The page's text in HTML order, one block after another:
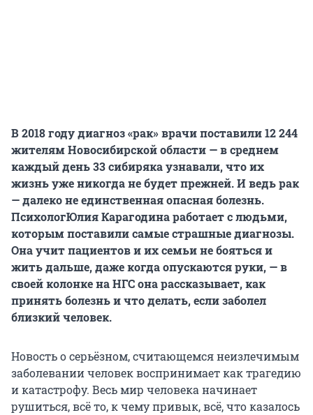
В 2018 году диагноз «рак» врачи поставили 12 244
жителям Новосибирской области — в среднем
каждый день 33 сибиряка узнавали, что их
жизнь уже никогда не будет прежней. И ведь рак
— далеко не единственная опасная болезнь.
ПсихологЮлия Карагодина работает с людьми,
которым поставили самые страшные диагнозы.
Она учит пациентов и их семьи не бояться и
жить дальше, даже когда опускаются руки, — в
своей колонке на НГС она рассказывает, как
принять болезнь и что делать, если заболел
близкий человек.
Новость о серьёзном, считающемся неизлечимым
заболевании человек воспринимает как трагедию
и катастрофу. Весь мир человека начинает
рушиться, всё то, к чему привык, всё, что казалось